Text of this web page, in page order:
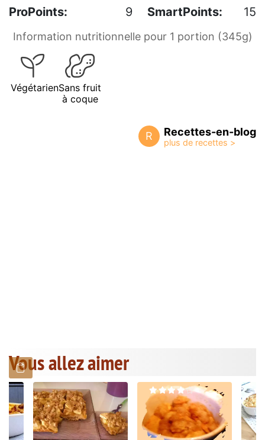
ProPoints:
9 SmartPoints: 15
Information nutritionnelle pour 1 portion (345g)
VégétarienSans fruit
à coque
R Recettes-en-blog
Vous allez aimer